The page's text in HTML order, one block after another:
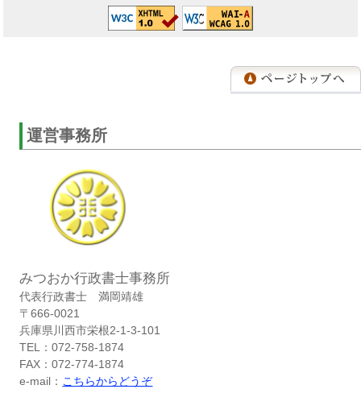
運営事務所
みつおか行政書士事務所
代表行政書士 満岡靖雄
〒666-0021
兵庫県川西市栄根2-1-3-101
TEL：072-758-1874
FAX：072-774-1874
e-mail： こちらからどうぞ